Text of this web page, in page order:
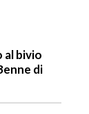
al bivio
di